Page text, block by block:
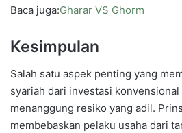
Baca juga:Gharar VS Ghorm
Kesimpulan
Salah satu aspek penting yang
syariah dari investasi
menanggung resiko yang adil.
membebaskan pelaku usaha dari